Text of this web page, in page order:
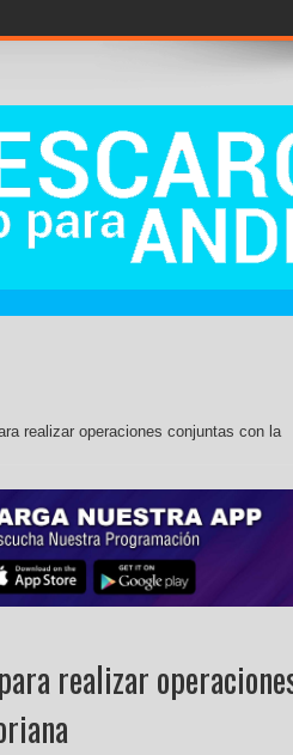
realizar operaciones conjuntas con la
realizar